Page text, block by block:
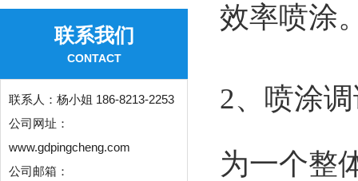
联系我们
CONTACT
联系人： 杨小姐 186-8213-2253
公司网址：
www.gdpingcheng.com
公司邮箱：
效率喷涂
2、喷涂
为一个整